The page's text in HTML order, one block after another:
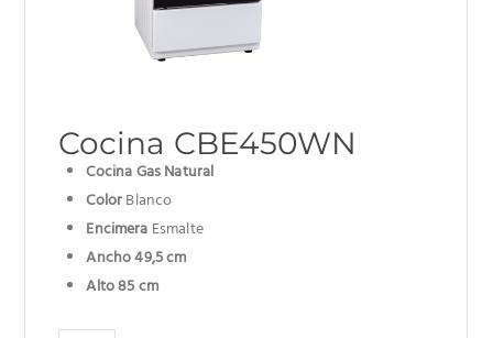
Cocina CBE450WN
Cocina Gas Natural
ColorBlanco
Encimera Esmalte
Ancho 49,5 cm
Alto 85 cm